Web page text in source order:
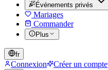
Événements privés
Mariages
Commander
Plus
fr
Connexion Créer un compte